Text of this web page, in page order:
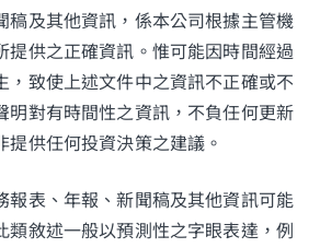
稿及其他資訊，係本公司根據主管機
提供之正確資訊。惟可能因時間經過
，致使上述文件中之資訊不正確或不
明對有時間性之資訊，不負任何更新
提供任何投資決策之建議。
報表、年報、新聞稿及其他資訊可能
類敘述一般以預測性之字眼表達，例